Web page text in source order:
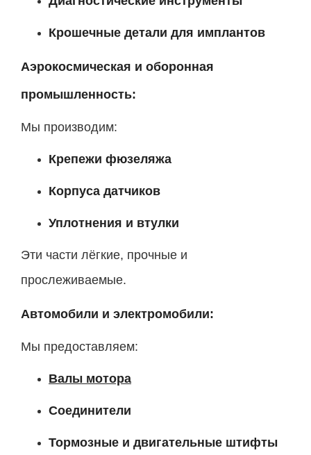
Крошечные детали для имплантов
Аэрокосмическая и оборонная
промышленность:
Мы производим:
Крепежи фюзеляжа
Корпуса датчиков
Уплотнения и втулки
Эти части лёгкие, прочные и
прослеживаемые.
Автомобили и электромобили:
Мы предоставляем:
Валы мотора
Соединители
Тормозные и двигательные штифты